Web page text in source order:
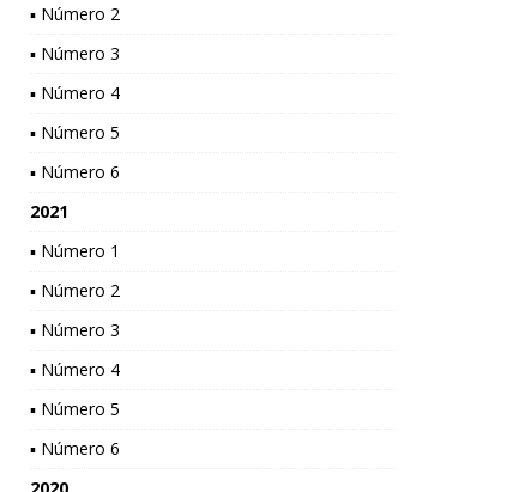
▪ Número 2
▪ Número 3
▪ Número 4
▪ Número 5
▪ Número 6
2021
▪ Número 1
▪ Número 2
▪ Número 3
▪ Número 4
▪ Número 5
▪ Número 6